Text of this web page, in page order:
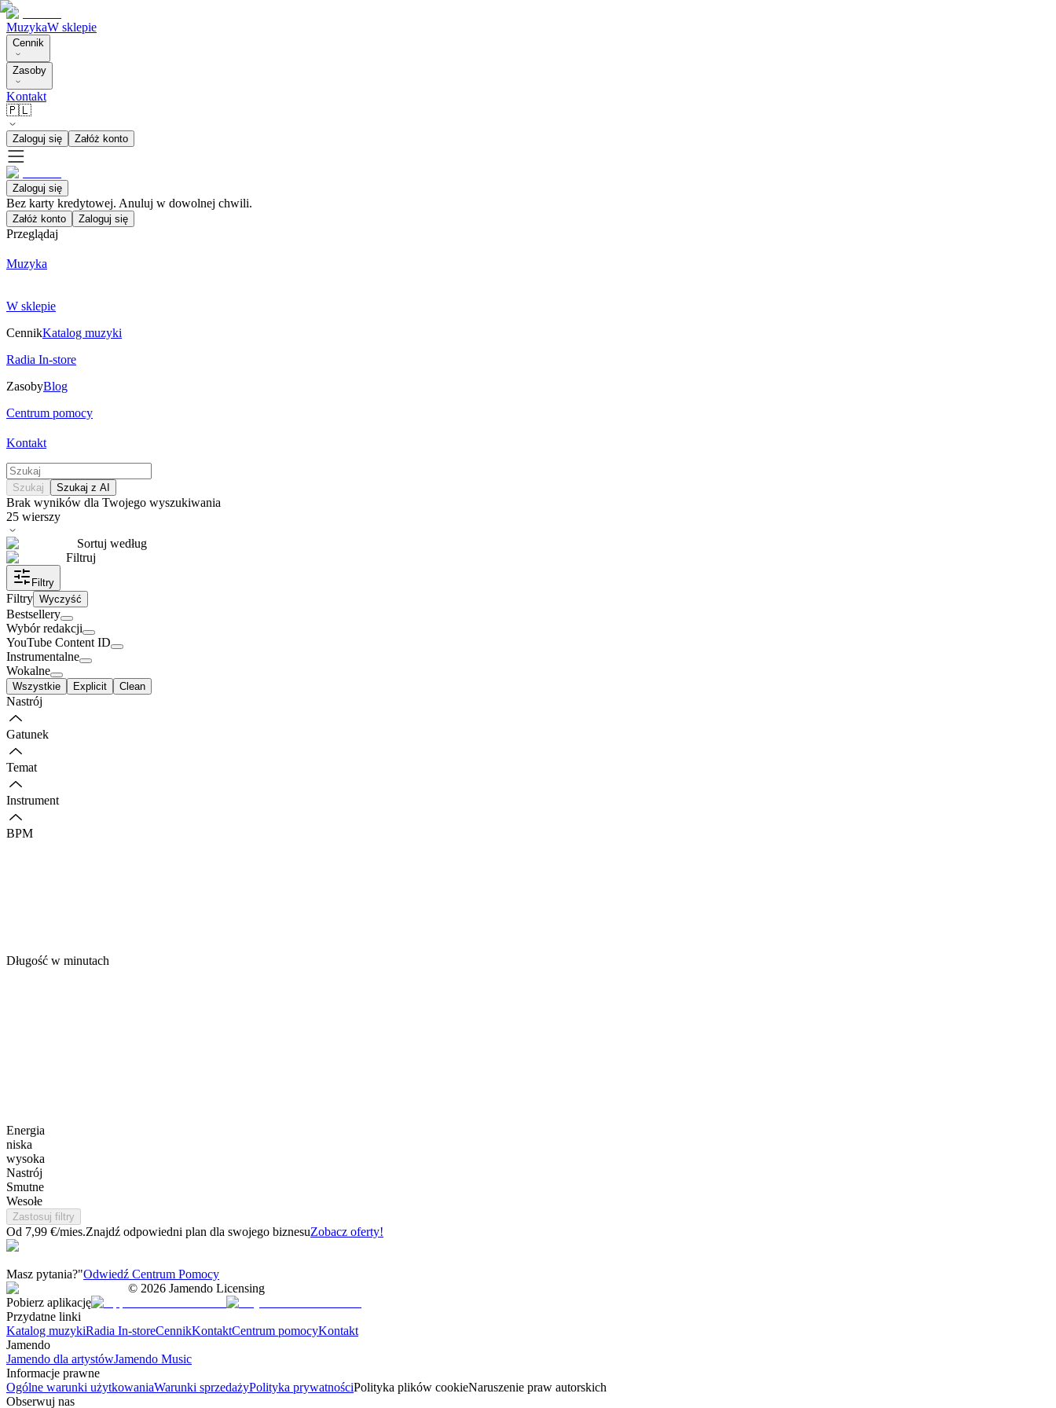
MuzykaW sklepie
Cennik
Zasoby
Kontakt
🇵🇱
Zaloguj się Załóż konto
Zaloguj się
Bez karty kredytowej. Anuluj w dowolnej chwili.
Załóż konto Zaloguj się
Przeglądaj
Muzyka
W sklepie
CennikKatalog muzyki
Radia In-store
ZasobyBlog
Centrum pomocy
Kontakt
Szukaj Szukaj z AI
Brak wyników dla Twojego wyszukiwania
25 wierszy
Sortuj według
Filtruj
Filtry
Filtry Wyczyść
Bestsellery
Wybór redakcji
YouTube Content ID
Instrumentalne
Wokalne
Wszystkie Explicit Clean
Nastrój
Gatunek
Temat
Instrument
BPM
Długość w minutach
Energia
niska
wysoka
Nastrój
Smutne
Wesołe
Zastosuj filtry
Od 7,99 €/mies.Znajdź odpowiedni plan dla swojego biznesuZobacz oferty!
Masz pytania?"Odwiedź Centrum Pomocy
© 2026 Jamendo Licensing
Pobierz aplikację
Przydatne linki
Katalog muzykiRadia In-storeCennikKontaktCentrum pomocyKontakt
Jamendo
Jamendo dla artystówJamendo Music
Informacje prawne
Ogólne warunki użytkowaniaWarunki sprzedażyPolityka prywatnościPolityka plików cookieNaruszenie praw autorskich
Obserwuj nas